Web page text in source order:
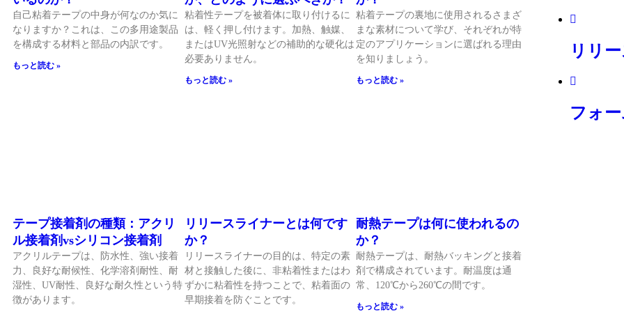
自己粘着テープの中身が何なのか気に
なりますか？これは、この多用途製品
を構成する材料と部品の内訳です。
もっと読む »
粘着性テープを被着体に取り付けるに
は、軽く押し付けます。加熱、触媒、
またはUV光照射などの補助的な硬化は
必要ありません。
もっと読む »
粘着テープの裏地に使用されるさまざ
まな素材について学び、それぞれが特
定のアプリケーションに選ばれる理由
を知りましょう。
もっと読む »
テープ接着剤の種類：アクリ
ル接着剤vsシリコン接着剤
アクリルテープは、防水性、強い接着
力、良好な耐候性、化学溶剤耐性、耐
湿性、UV耐性、良好な耐久性という特
徴があります。
リリースライナーとは何です
か？
リリースライナーの目的は、特定の素
材と接触した後に、非粘着性またはわ
ずかに粘着性を持つことで、粘着面の
早期接着を防ぐことです。
耐熱テープは何に使われるの
か？
耐熱テープは、耐熱バッキングと接着
剤で構成されています。耐温度は通
常、120℃から260℃の間です。
もっと読む »
リリ
フォ